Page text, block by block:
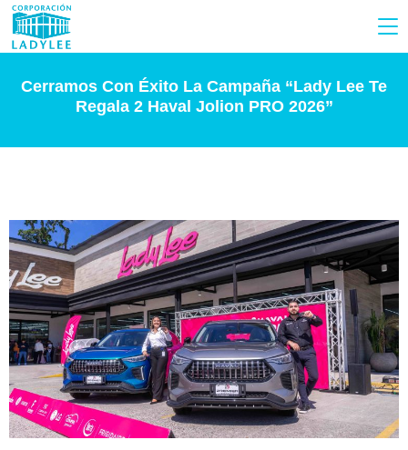
Cerramos Con Éxito La Campaña “Lady Lee Te
Regala 2 Haval Jolion PRO 2026”